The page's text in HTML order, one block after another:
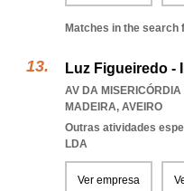
Matches in the search
Luz Figueiredo -
AV DA
MADEIRA, AVEIRO
Outras atividades
LDA
Ver empresa